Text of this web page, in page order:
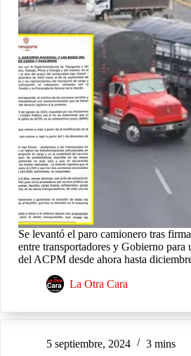
Se levantó el paro camionero tras
entre transportadores y Gobierno para
del ACPM desde ahora hasta
La Otra Cara
5 septiembre, 2024 3 mins